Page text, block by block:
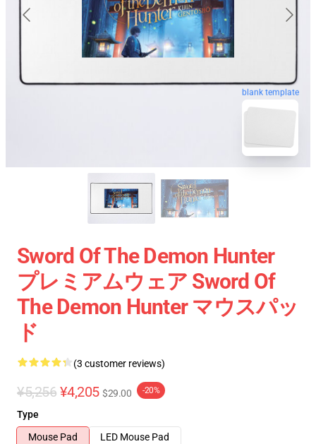
blank template
Sword Of The Demon Hunter
プレミアムウェア Sword Of
The Demon Hunter マウスパッ
ド
(3 customer reviews)
¥5,256 ¥4,205 $29.00 -20%
Type
Mouse Pad
LED Mouse Pad